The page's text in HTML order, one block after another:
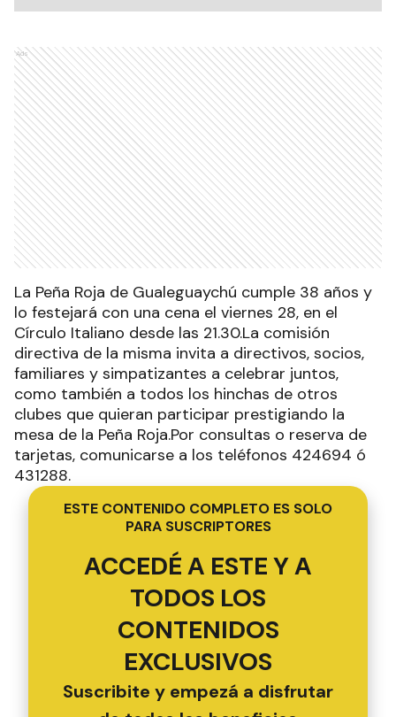
Ads
La Peña Roja de Gualeguaychú cumple 38 años y
lo festejará con una cena el viernes 28, en el
Círculo Italiano desde las 21.30.La comisión
directiva de la misma invita a directivos, socios,
familiares y simpatizantes a celebrar juntos,
como también a todos los hinchas de otros
clubes que quieran participar prestigiando la
mesa de la Peña Roja.Por consultas o reserva de
tarjetas, comunicarse a los teléfonos 424694 ó
431288.
ESTE CONTENIDO COMPLETO ES SOLO
PARA SUSCRIPTORES
ACCEDÉ A ESTE Y A
TODOS LOS
CONTENIDOS
EXCLUSIVOS
Suscribite y empezá a disfrutar